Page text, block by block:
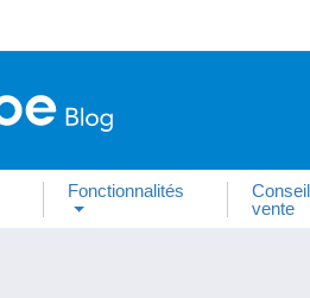
Fonctionnalités
vente